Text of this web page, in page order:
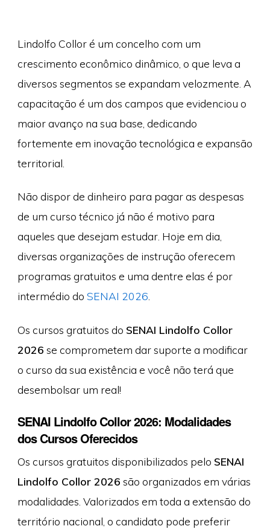
Lindolfo Collor é um concelho com um
crescimento econômico dinâmico, o que leva a
diversos segmentos se expandam velozmente. A
capacitação é um dos campos que evidenciou o
maior avanço na sua base, dedicando
fortemente em inovação tecnológica e expansão
territorial.
Não dispor de dinheiro para pagar as despesas
de um curso técnico já não é motivo para
aqueles que desejam estudar. Hoje em dia,
diversas organizações de instrução oferecem
programas gratuitos e uma dentre elas é por
intermédio do SENAI 2026
Os cursos gratuitos do SENAI Lindolfo Collor
2026 se comprometem dar suporte a modificar
o curso da sua existência e você não terá que
desembolsar um real!
SENAI Lindolfo Collor 2026: Modalidades
dos Cursos Oferecidos
Os cursos gratuitos disponibilizados pelo SENAI
Lindolfo Collor 2026 são organizados em várias
modalidades. Valorizados em toda a extensão do
território nacional, o candidato pode preferir